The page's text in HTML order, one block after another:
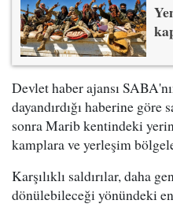
Devlet haber ajansı
dayandırdığı haberine göre
sonra Marib kentindeki
kamplara ve yerleşim
Karşılıklı saldırılar, daha
dönülebileceği yönündeki